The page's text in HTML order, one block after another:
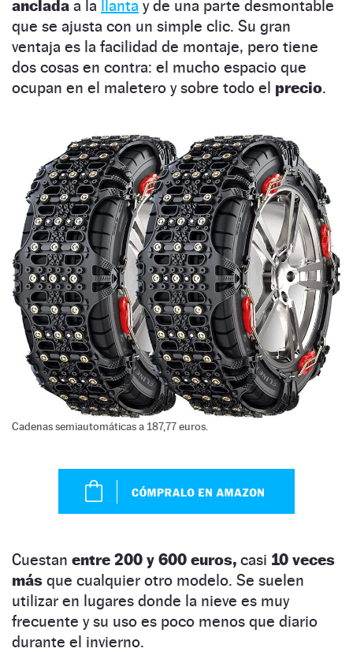
anclada a la llanta y de una parte desmontable
que se ajusta con un simple clic. Su gran
ventaja es la facilidad de montaje, pero tiene
dos cosas en contra: el mucho espacio que
ocupan en el maletero y sobre todo el precio.
Cadenas semiautomáticas a 187,77 euros.
Cuestan entre 200 y 600 euros, casi 10 veces
más que cualquier otro modelo. Se suelen
utilizar en lugares donde la nieve es muy
frecuente y su uso es poco menos que diario
durante el invierno.